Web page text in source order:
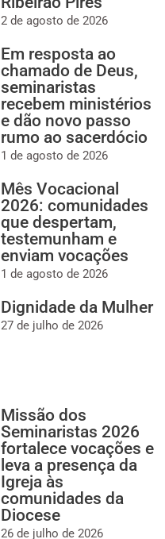
2 de agosto de 2026
Em resposta ao
chamado de Deus,
seminaristas
recebem ministérios
e dão novo passo
rumo ao sacerdócio
1 de agosto de 2026
Mês Vocacional
2026: comunidades
que despertam,
testemunham e
enviam vocações
1 de agosto de 2026
Dignidade da Mulher
27 de julho de 2026
Missão dos
Seminaristas 2026
fortalece vocações e
leva a presença da
Igreja às
comunidades da
Diocese
26 de julho de 2026